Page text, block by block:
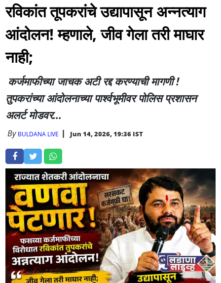
रविकांत तूपकरांचे उद्यापासून अन्नत्याग
आंदोलन! म्हणाले, जीव गेला तरी माघार
नाही;
कर्जमाफीच्या जाचक अटी रद्द करण्याची मागणी !
तुपकरांच्या आंदोलनाच्या पार्श्वभूमीवर पोलिस प्रशासन
अलर्ट मोडवर...
By BULDANA LIVE Jun 14, 2026, 19:36 IST